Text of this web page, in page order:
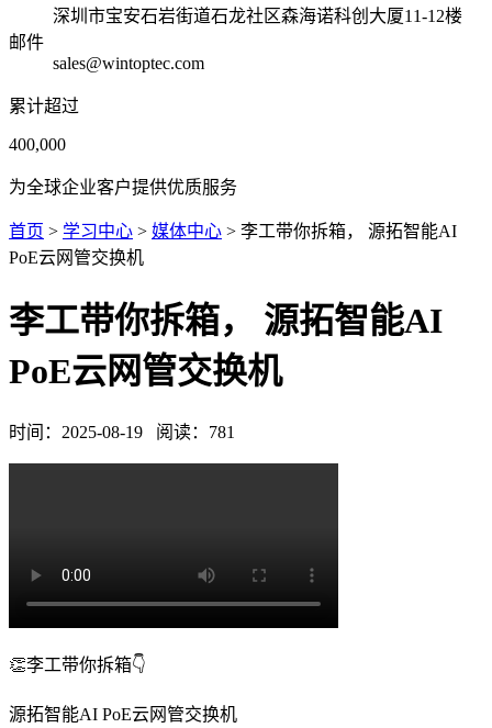
深圳市宝安石岩街道石龙社区森海诺科创大厦11-12楼
邮件
sales@wintoptec.com
累计超过
400,000
为全球企业客户提供优质服务
首页 > 学习中心 > 媒体中心 > 李工带你拆箱， 源拓智能AI
PoE云网管交换机
李工带你拆箱， 源拓智能AI
PoE云网管交换机
时间： 2025-08-19 阅读： 781
👏李工带你拆箱👇
源拓智能AI PoE云网管交换机